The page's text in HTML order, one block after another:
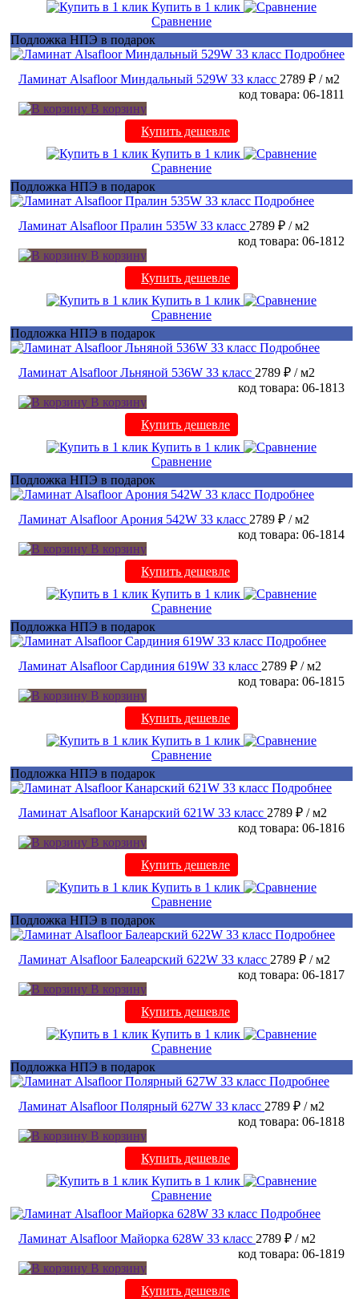
Купить в 1 клик
Сравнение
Подложка НПЭ в подарок
Подробнее
Ламинат Alsafloor Миндальный 529W 33 класс 2789 ₽ / м2
код товара: 06-1811
В корзину
Купить дешевле
Купить в 1 клик
Сравнение
Подложка НПЭ в подарок
Подробнее
Ламинат Alsafloor Пралин 535W 33 класс 2789 ₽ / м2
код товара: 06-1812
В корзину
Купить дешевле
Купить в 1 клик
Сравнение
Подложка НПЭ в подарок
Подробнее
Ламинат Alsafloor Льняной 536W 33 класс 2789 ₽ / м2
код товара: 06-1813
В корзину
Купить дешевле
Купить в 1 клик
Сравнение
Подложка НПЭ в подарок
Подробнее
Ламинат Alsafloor Арония 542W 33 класс 2789 ₽ / м2
код товара: 06-1814
В корзину
Купить дешевле
Купить в 1 клик
Сравнение
Подложка НПЭ в подарок
Подробнее
Ламинат Alsafloor Сардиния 619W 33 класс 2789 ₽ / м2
код товара: 06-1815
В корзину
Купить дешевле
Купить в 1 клик
Сравнение
Подложка НПЭ в подарок
Подробнее
Ламинат Alsafloor Канарский 621W 33 класс 2789 ₽ / м2
код товара: 06-1816
В корзину
Купить дешевле
Купить в 1 клик
Сравнение
Подложка НПЭ в подарок
Подробнее
Ламинат Alsafloor Балеарский 622W 33 класс 2789 ₽ / м2
код товара: 06-1817
В корзину
Купить дешевле
Купить в 1 клик
Сравнение
Подложка НПЭ в подарок
Подробнее
Ламинат Alsafloor Полярный 627W 33 класс 2789 ₽ / м2
код товара: 06-1818
В корзину
Купить дешевле
Купить в 1 клик
Сравнение
Подробнее
Ламинат Alsafloor Майорка 628W 33 класс 2789 ₽ / м2
код товара: 06-1819
В корзину
Купить дешевле